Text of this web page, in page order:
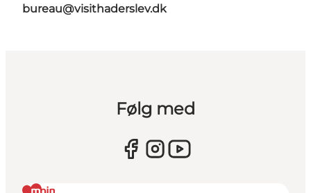
bureau@visithaderslev.dk
Følg med